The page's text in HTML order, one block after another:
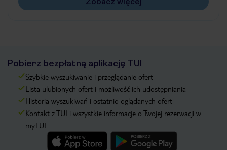
Pobierz bezpłatną aplikację TUI
Szybkie wyszukiwanie i przeglądanie ofert
Lista ulubionych ofert i możliwość ich udostępniania
Historia wyszukiwań i ostatnio oglądanych ofert
Kontakt z TUI i wszystkie informacje o Twojej rezerwacji w
myTUI